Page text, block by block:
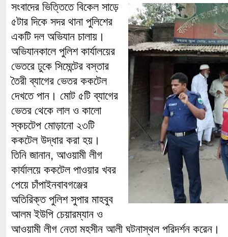
সংবাদের ভিত্তিতে বিকেল সাড়ে
৫টার দিকে সদর থানা পুলিশের
একটি দল অভিযান চালায়।
অভিযানকালে পুলিশ কার্যালয়ের
ভেতরে ঢুকে সিমেন্টের বস্তার
তৈরী ব্যাগের ভেতর ককটেল
দেখতে পান। মোট ৫টি ব্যাগের
ভেতর থেকে লাল ও কালো
স্কচটেপ মোড়ানো ২৩টি
ককটেল উদ্ধার করা হয়।
তিনি জানান, আওয়ামী লীগ
কার্যালয়ে ককটেল পাওয়ার খবর
পেয়ে চাঁপাইনবাবগঞ্জের
অতিরিক্ত পুলিশ সুপার মাহবুব
আলম ইউপি চেয়ারম্যান ও
আওয়ামী লীগ নেতা মহসীন আলী ঘটনাস্থল পরিদর্শন করেন।